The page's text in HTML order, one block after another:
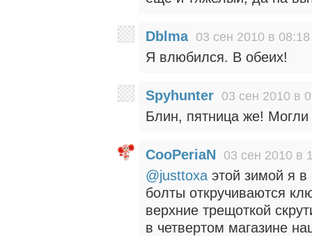
Dblma 03 сен 2010 в 08:18
Я влюбился. В обеих!
Spyhunter 03 сен 2010 в
Блин, пятница же! Могли
CooPeriaN 03 сен 2010 в
@justtoxa этой зимой я
болты откручиваются
верхние трещоткой
в четвертом магазине